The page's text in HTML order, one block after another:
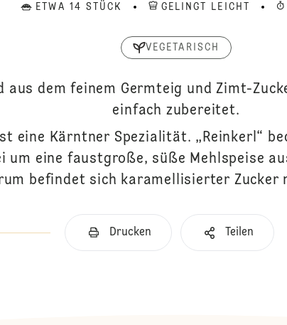
ETWA 14 STÜCK GELINGT LEICHT
VEGETARISCH
aus dem feinem Germteig und Zimt-
einfach zubereitet.
eine Kärntner Spezialität. „Reinkerl“
um eine faustgroße, süße Mehlspeise
befindet sich karamellisierter Zucker
Drucken Teilen